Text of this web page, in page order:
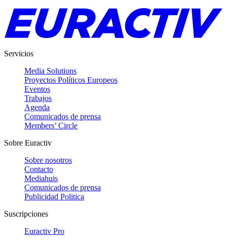
Servicios
Media Solutions
Proyectos Políticos Europeos
Eventos
Trabajos
Agenda
Comunicados de prensa
Members’ Circle
Sobre Euractiv
Sobre nosotros
Contacto
Mediahuis
Comunicados de prensa
Publicidad Politica
Suscripciones
Euractiv Pro